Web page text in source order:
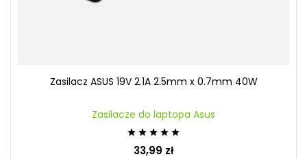
Zasilacz ASUS 19V 2.1A 2.5mm x 0.7mm 40W
Zasilacze do laptopa Asus
    
33,99 zł